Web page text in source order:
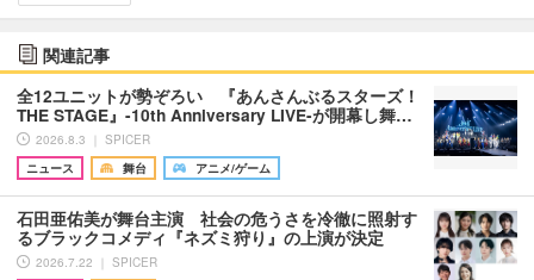
関連記事
全12ユニットが勢ぞろい 『あんさんぶるスターズ！
THE STAGE』-10th Anniversary LIVE-が開幕し舞…
2026.8.3 ｜ SPICER
ニュース
舞台 アニメ/ゲーム
石田亜佑美が舞台主演 社会の危うさを冷徹に照射す
るブラックコメディ『ネズミ狩り』の上演が決定
2026.7.22 ｜ SPICER